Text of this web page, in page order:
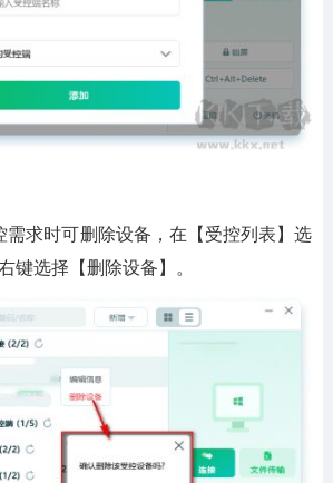
需求时可删除设备，在【受控列表】选
键选择【删除设备】。